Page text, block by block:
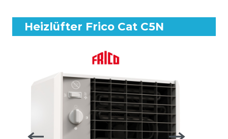
Heizlüfter Frico Cat C5N